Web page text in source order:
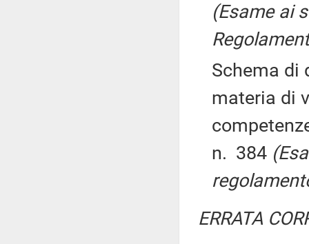
(Esame ai
Schema di
materia di
n. 384
ERRATA